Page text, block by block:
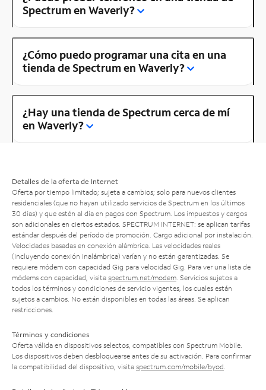
Spectrum en Waverly?
¿Cómo puedo programar una cita en una
tienda de Spectrum en Waverly?
¿Hay una tienda de Spectrum cerca de mí
en Waverly?
Detalles de la oferta de Internet
Oferta por tiempo limitado; sujeta a cambios; solo para nuevos clientes
residenciales (que no hayan utilizado servicios de Spectrum en los últimos
30 días) y que estén al día en pagos con Spectrum. Los impuestos y cargos
son adicionales en ciertos estados. SPECTRUM INTERNET: se aplican tarifas
estándar después del período de promoción. Cargo adicional por instalación.
Velocidades basadas en conexión alámbrica. Las velocidades reales
(incluyendo conexión inalámbrica) varían y no están garantizadas. Se
requiere módem con capacidad Gig para velocidad Gig. Para ver una lista de
módems con capacidad, visita spectrum.net/modem . Servicios sujetos a
todos los términos y condiciones de servicio vigentes, los cuales están
sujetos a cambios. No están disponibles en todas las áreas. Se aplican
restricciones.
Términos y condiciones
Oferta válida en dispositivos selectos, compatibles con Spectrum Mobile.
Los dispositivos deben desbloquearse antes de su activación. Para confirmar
la compatibilidad del dispositivo, visita spectrum.com/mobile/byod